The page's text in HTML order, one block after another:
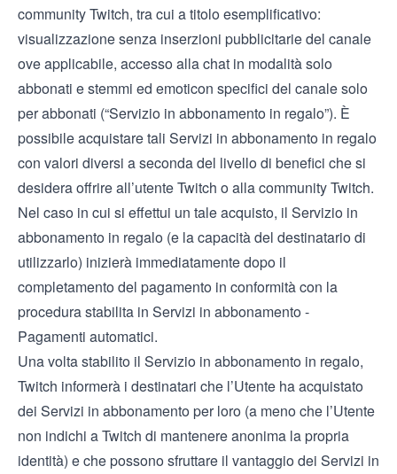
community Twitch, tra cui a titolo esemplificativo:
visualizzazione senza inserzioni pubblicitarie del canale
ove applicabile, accesso alla chat in modalità solo
abbonati e stemmi ed emoticon specifici del canale solo
per abbonati (“Servizio in abbonamento in regalo”). È
possibile acquistare tali Servizi in abbonamento in regalo
con valori diversi a seconda del livello di benefici che si
desidera offrire all’utente Twitch o alla community Twitch.
Nel caso in cui si effettui un tale acquisto, il Servizio in
abbonamento in regalo (e la capacità del destinatario di
utilizzarlo) inizierà immediatamente dopo il
completamento del pagamento in conformità con la
procedura stabilita in Servizi in abbonamento -
Pagamenti automatici.
Una volta stabilito il Servizio in abbonamento in regalo,
Twitch informerà i destinatari che l’Utente ha acquistato
dei Servizi in abbonamento per loro (a meno che l’Utente
non indichi a Twitch di mantenere anonima la propria
identità) e che possono sfruttare il vantaggio dei Servizi in